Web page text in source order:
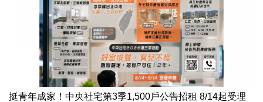
挺青年成家！中央社宅第3季1,500戶公告招租 8/14起受理